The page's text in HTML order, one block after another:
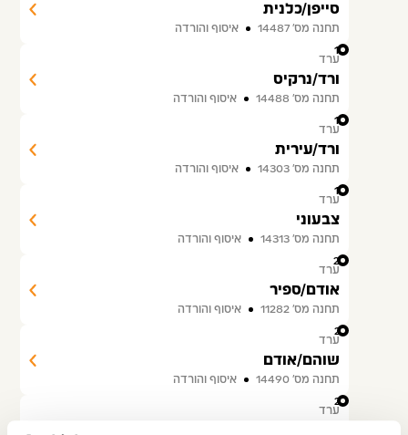
סייפן/כלנית
תחנה מס׳ 14487 איסוף והורדה
17
ערד
ורד/נרקיס
תחנה מס׳ 14488 איסוף והורדה
18
ערד
ורד/עירית
תחנה מס׳ 14303 איסוף והורדה
19
ערד
צבעוני
תחנה מס׳ 14313 איסוף והורדה
20
ערד
אודם/ספיר
תחנה מס׳ 11282 איסוף והורדה
21
ערד
שוהם/אודם
תחנה מס׳ 14490 איסוף והורדה
22
ערד